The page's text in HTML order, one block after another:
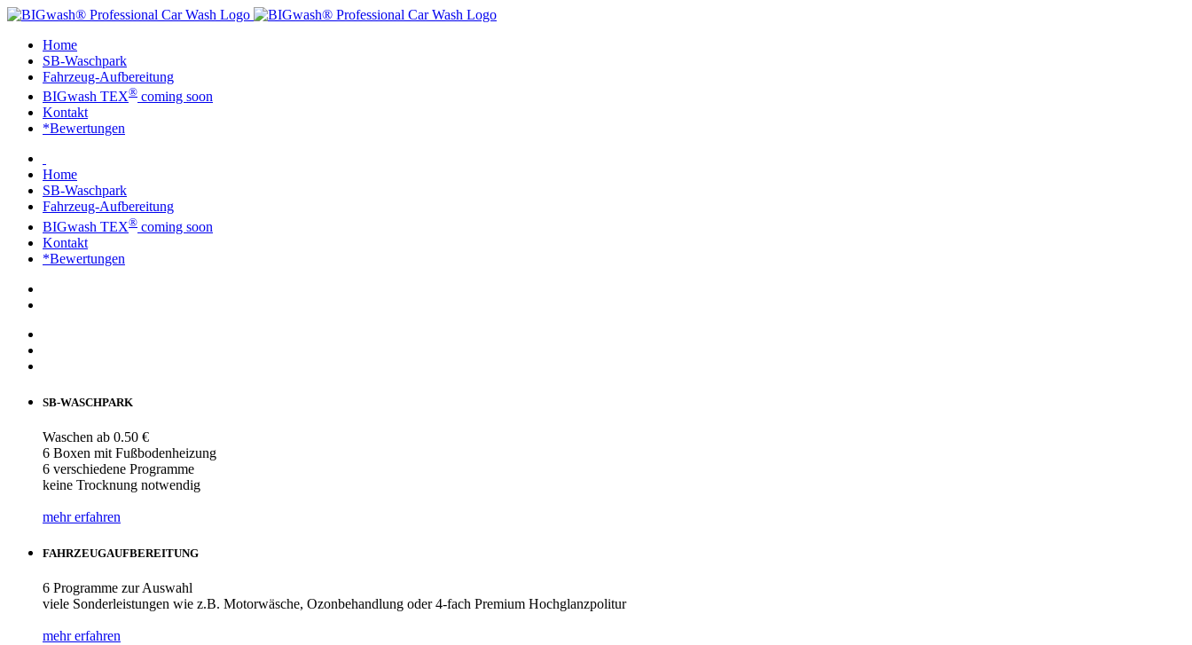
Home
SB-Waschpark
Fahrzeug-Aufbereitung
BIGwash TEX® coming soon
Kontakt
*Bewertungen
Home
SB-Waschpark
Fahrzeug-Aufbereitung
BIGwash TEX® coming soon
Kontakt
*Bewertungen
SB-WASCHPARK
Waschen ab 0.50 €
6 Boxen mit Fußbodenheizung
6 verschiedene Programme
keine Trocknung notwendig
mehr erfahren
FAHRZEUGAUFBEREITUNG
6 Programme zur Auswahl
viele Sonderleistungen wie z.B. Motorwäsche, Ozonbehandlung oder 4-fach Premium Hochglanzpolitur
mehr erfahren